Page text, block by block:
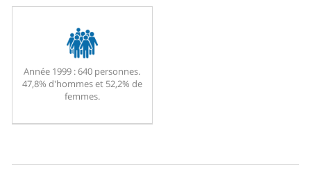
Année 1999 :640 personnes.
47,8% d'hommes et 52,2% de
femmes.